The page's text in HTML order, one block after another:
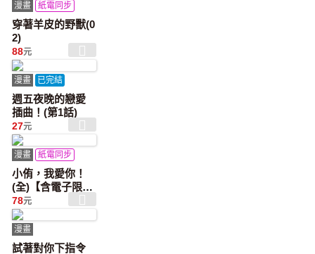
漫畫 紙電同步
穿著羊皮的野獸(0
2)
88元
漫畫 已完結
週五夜晚的戀愛
插曲！(第1話)
27元
漫畫 紙電同步
小侑，我愛你！
(全)【含電子限定
特典】
78元
漫畫
試著對你下指令